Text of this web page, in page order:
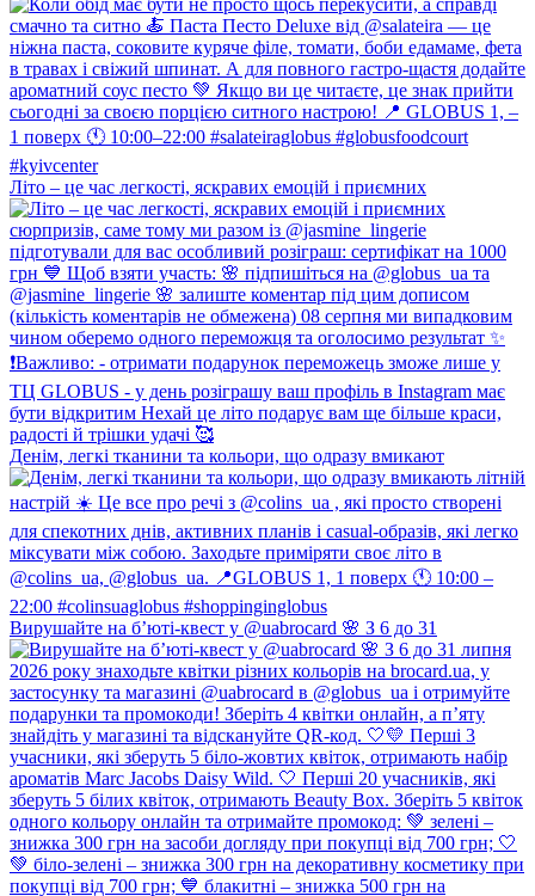
Літо – це час легкості, яскравих емоцій і приємних
Денім, легкі тканини та кольори, що одразу вмикают
Вирушайте на б’юті-квест у @uabrocard 🌸 З 6 до 31